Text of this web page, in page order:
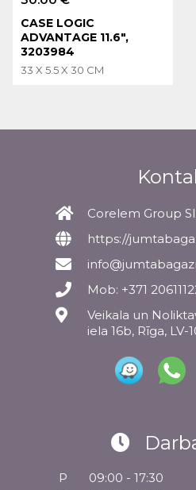
CASE LOGIC
ADVANTAGE 11.6",
3203984
33 X 5.5 X 30 CM
Corelem Group
https://
Mob: +371
Veikala un
iela 16b, Rīga, LV-
P
09:00 - 17:30